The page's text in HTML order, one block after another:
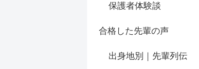
保護者体験談
合格した先輩の声
出身地別｜先輩列伝